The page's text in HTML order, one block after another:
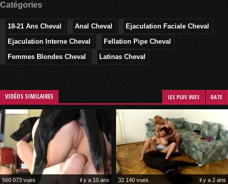
Catégories
18-21 Ans Cheval Anal Cheval
Ejaculation Faciale Cheval
Ejaculation Interne Cheval
Fellation Pipe Cheval
Femmes Blondes Cheval
Latinas Cheval
VIDÉOS SIMILAIRES LES PLUS VUES DATE
560 073 vues
il y a 10 ans
32 140 vues
il y a 2 ans